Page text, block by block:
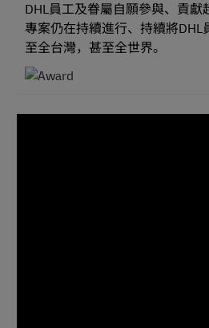
DHL員工及眷屬自願參與、貢獻
專案仍在持續進行、持續將DHL
至全台灣，甚至全世界。